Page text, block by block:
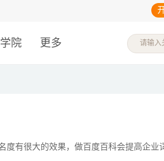
院 更多
有很大的效果，做百度百科会提高企业